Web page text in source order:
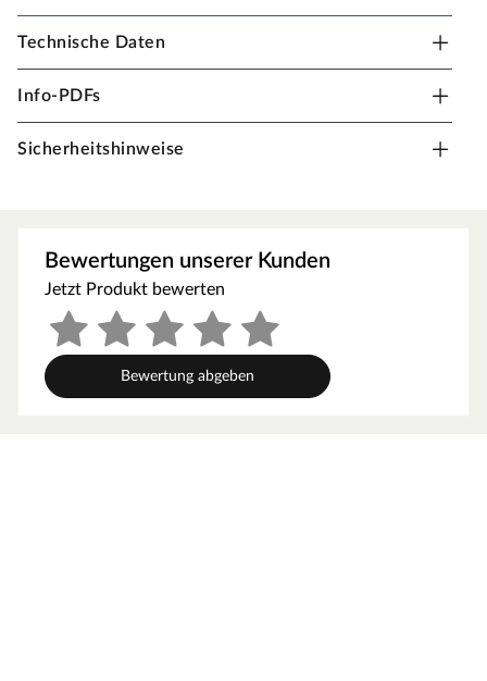
WOODTEX Pflanzkasten "PAPRIKA" 4-eck
System
Erhältlich in den Fassungsvermögen 50L, 70L, 90L und
110L.
Technische Daten
Info-PDFs
Sicherheitshinweise
Bewertungen unserer Kunden
Jetzt Produkt bewerten
Bewertung abgeben